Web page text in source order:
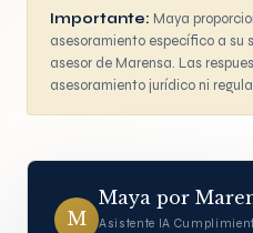
Importante: Maya
asesoramiento específico a su
asesor de Marensa. Las
asesoramiento jurídico ni
M
Maya por
Asistente IA